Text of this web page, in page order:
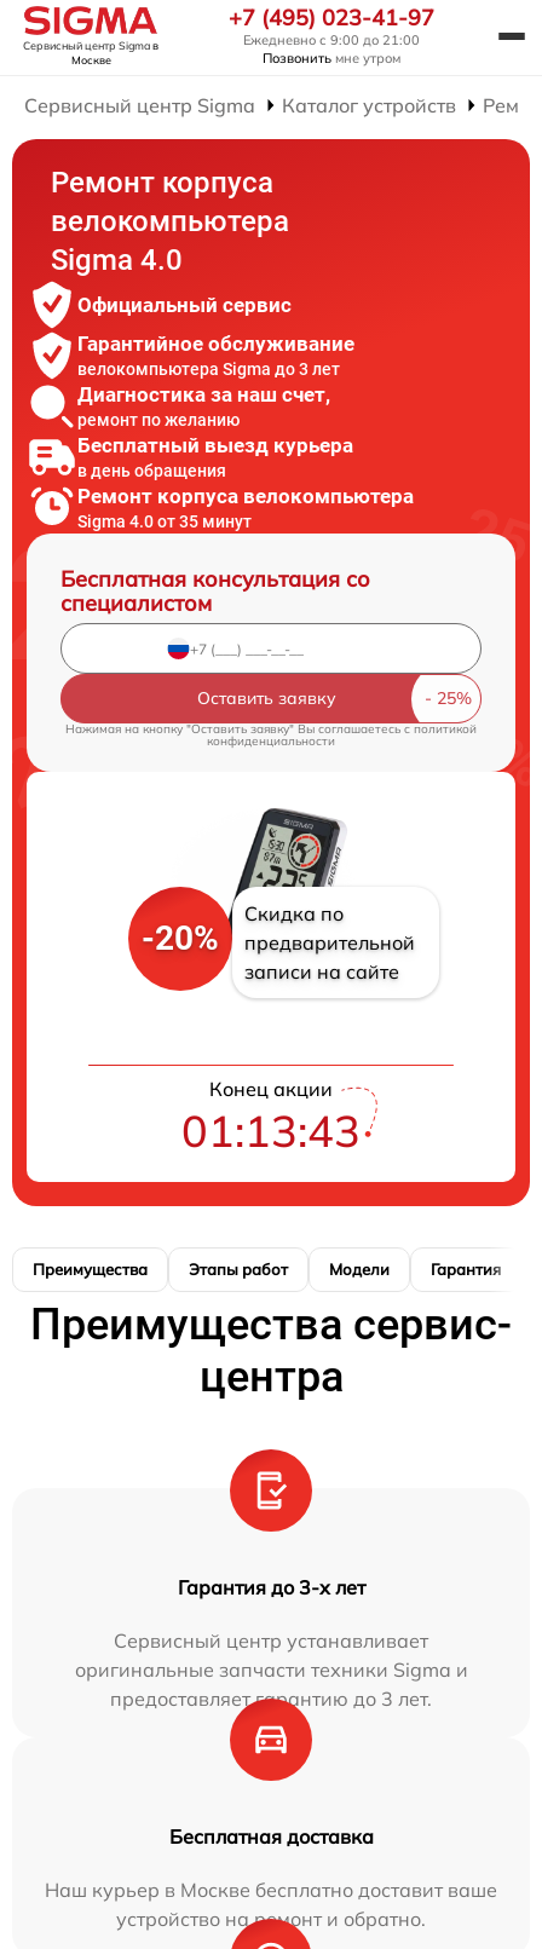
Сервисный центр Sigmaв
Москве
+7 (495) 023-41-97
Ежедневно с 9:00 до 21:00
Позвонить мне утром
Сервисный центр Sigma Каталог устройств
Ремонт корпуса
велокомпьютера
Sigma 4.0
Официальный сервис
Гарантийное обслуживание
велокомпьютера Sigma до 3 лет
Диагностика за наш счет,
ремонт по желанию
Бесплатный выезд курьера
в день обращения
Ремонт корпуса велокомпьютера
Sigma 4.0 от 35 минут
Бесплатная консультация со
специалистом
Оставить заявку
Нажимая на кнопку "Оставить заявку" Вы соглашаетесь c политикой
конфиденциальности
-20%
Скидка по
предварительной
записи на сайте
Конец акции
01:13:42
Преимущества Этапы работ Модели Гарантия
Преимущества сервис-
центра
Гарантия до 3-х лет
Сервисный центр устанавливает
оригинальные запчасти техники Sigma и
предоставляет гарантию до 3 лет.
Бесплатная доставка
Наш курьер в Москве бесплатно доставит ваше
устройство на ремонт и обратно.